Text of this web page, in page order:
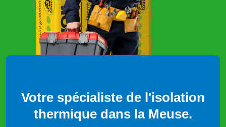
Votre spécialiste de l'isolation
thermique dans la Meuse.